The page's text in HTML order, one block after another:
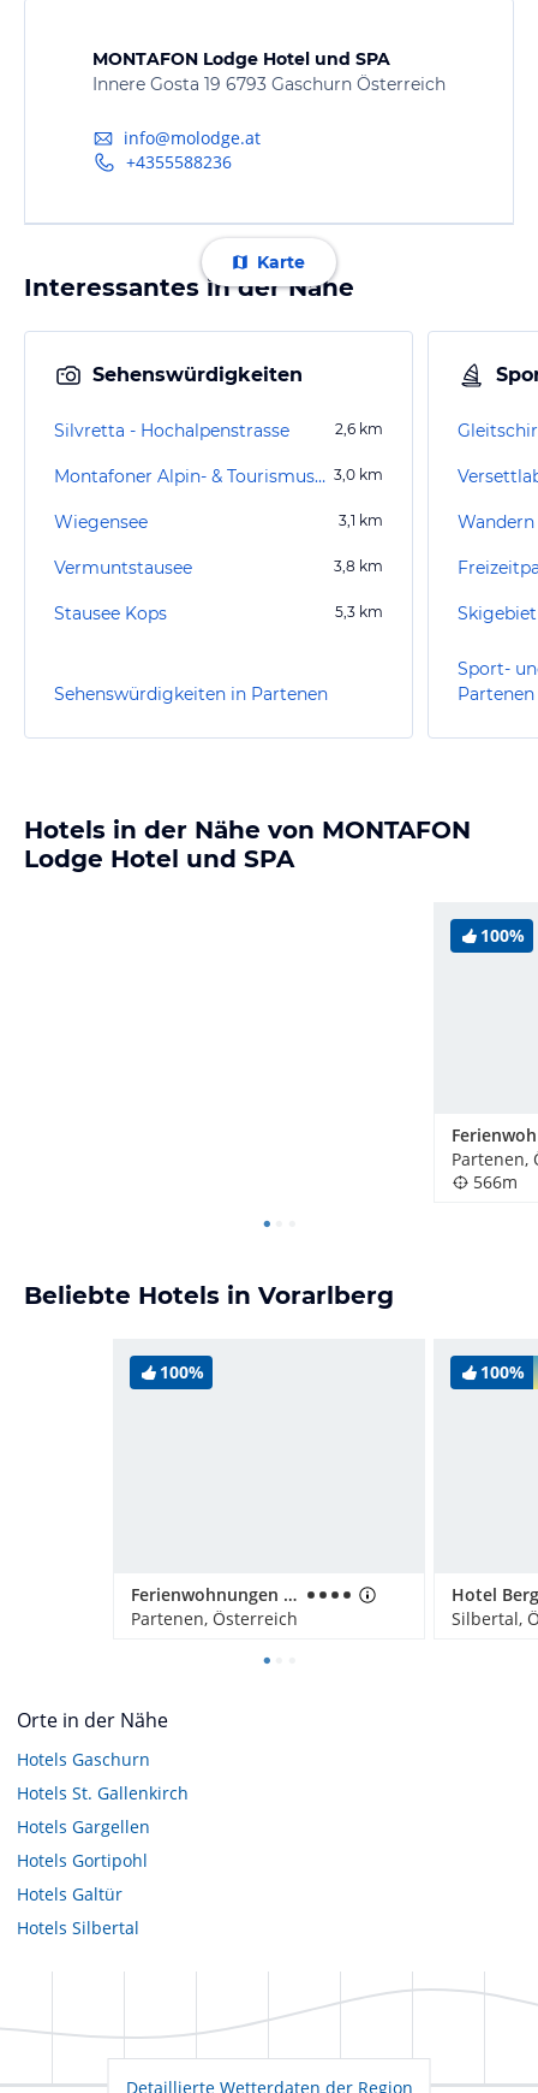
MONTAFON Lodge Hotel und SPA
Innere Gosta 19 6793 Gaschurn Österreich
info@molodge.at
+4355588236
Karte
Interessantes in der Nähe
Sehenswürdigkeiten
Silvretta - Hochalpenstrasse 2,6 km
Montafoner Alpin- & Tourismusmuseum 3,0 km
Wiegensee 3,1 km
Vermuntstausee 3,8 km
Stausee Kops 5,3 km
Sehenswürdigkeiten in Partenen
Sport-
Partenen
Hotels in der Nähe von MONTAFON
Lodge Hotel und SPA
100%
Partenen,
566m
Beliebte Hotels in Vorarlberg
100%
Ferienwohnungen Ahnenhöfl
Partenen, Österreich
100%
Silbertal,
Orte in der Nähe
Hotels Gaschurn
Hotels St. Gallenkirch
Hotels Gargellen
Hotels Gortipohl
Hotels Galtür
Hotels Silbertal
Detaillierte Wetterdaten der Region